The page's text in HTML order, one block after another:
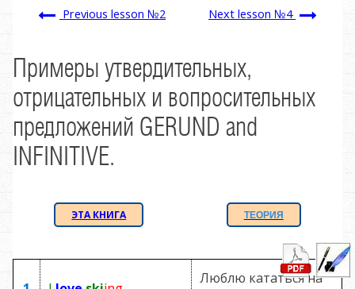
Previous lesson №2 Next lesson №4
Примеры утвердительных,
отрицательных и вопросительных
предложений GERUND and
INFINITIVE.
ЭТА КНИГА ТЕОРИЯ
Люблю кататься на